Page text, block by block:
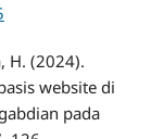
H. (2024).
website di
pada